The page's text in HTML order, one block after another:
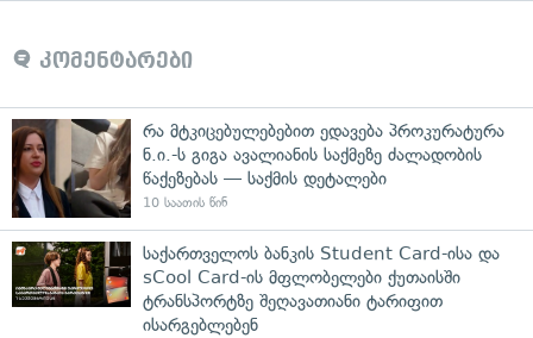
კომენტარები
რა მტკიცებულებებით ედავება პროკურატურა
ნ.ი.-ს გიგა ავალიანის საქმეზე ძალადობის
წაქეზებას — საქმის დეტალები
10 საათის წინ
საქართველოს ბანკის Student Card-ისა და
sCool Card-ის მფლობელები ქუთაისში
ტრანსპორტზე შეღავათიანი ტარიფით
ისარგებლებენ